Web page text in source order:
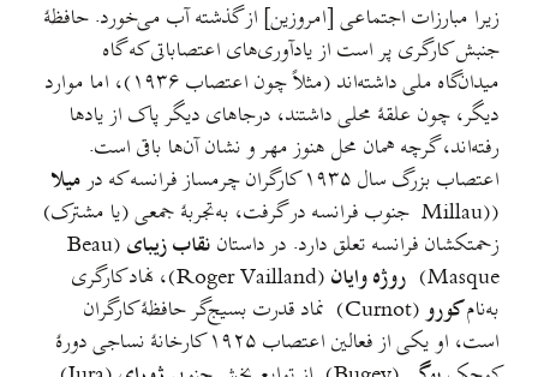
زیرا مبارزات اجتماعی [امروزین] از گذشته آب می‌خورد. حافظهٔ
جنبش کارگری پر است از یاد‌آوری‌های اعتصاباتی که گاه
میدان‌گاه ملی داشته‌اند (مثلاً چون اعتصاب ۱۹۳۶)، اما موارد
دیگر، چون علقهٔ محلی داشتند، درجاهای دیگر پاک از یاد‌ها
رفته‌اند، گرچه همان محل هنوز مهر و نشان آن‌ها باقی است.
اعتصاب بزرگ سال ۱۹۳۵ کارگران چرمساز فرانسه که در
میلا
((Millau جنوب فرانسه در گرفت، به‌تجربهٔ جمعی (یا مشترک)
زحمتکشان فرانسه تعلق دارد. در داستان نقاب زیبای (Beau
Masque)
روژه وایان
(Roger Vailland)، نهاد کارگری
به‌نامکورو
(Curnot) نماد قدرت بسیج‌گر حافظهٔ کارگران
است، او یکی از فعالین اعتصاب ۱۹۲۵ کارخانهٔ نساجی دورهٔ